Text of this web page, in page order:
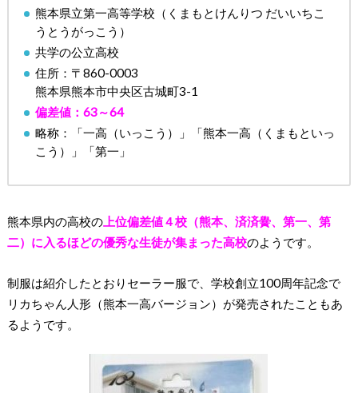
熊本県立第一高等学校（くまもとけんりつ だいいちこ
うとうがっこう）
共学の公立高校
住所：〒860-0003
熊本県熊本市中央区古城町3-1
偏差値：63～64
略称：「一高（いっこう）」「熊本一高（くまもといっ
こう）」「第一」
熊本県内の高校の上位偏差値４校（熊本、済済黌、第一、第
二）に入るほどの優秀な生徒が集まった高校のようです。
制服は紹介したとおりセーラー服で、学校創立100周年記念で
リカちゃん人形（熊本一高バージョン）が発売されたこともあ
るようです。